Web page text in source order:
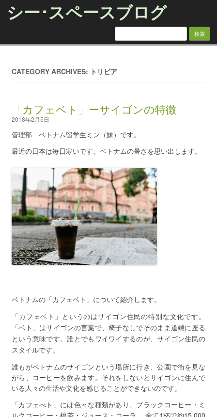
シー･スペースブログ
検索:
CATEGORY ARCHIVES: トリビア
「カフェベト」ーサイゴンの特徴
2018年2月5日
管理部 ベトナム留学生ミン（妹）です。
最近の日本は毎日寒いです。ベトナムの暑さを思い出します。
ベトナムの 「カフェベト」について紹介します。
「カフェベト」というのはサイゴン住民の特別な文化です。
「ベト」はサイゴンの言葉で、椅子なしでそのまま道端に座る
という意味です。誰とでもワイワイするのが、サイゴン住民の
スタイルです。
誰もがベトナムのサイゴンという場所に行き、公園で街を見な
がら、コーヒーを飲みます。それをしないとサイゴンに住んで
いる人々の生活や文化を感じることができないのです。
「カフェべト」には色々な種類があり、ブラックコーヒー・ミ
ルクコーヒー・桃茶・ジュース・コーラ… 全て1杯で約15,000